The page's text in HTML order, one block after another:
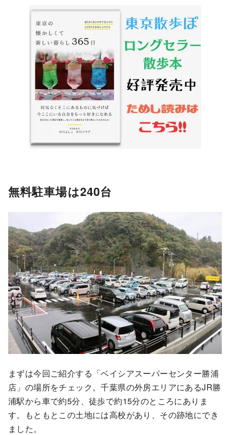
無料駐車場は240台
まずは今回ご紹介する「ベイシアスーパーセンター勝浦
店」の場所をチェック。千葉県の外房エリアにあるJR勝
浦駅から車で約5分、徒歩で約15分のところにありま
す。もともとこの土地には高校があり、その跡地にでき
ました。